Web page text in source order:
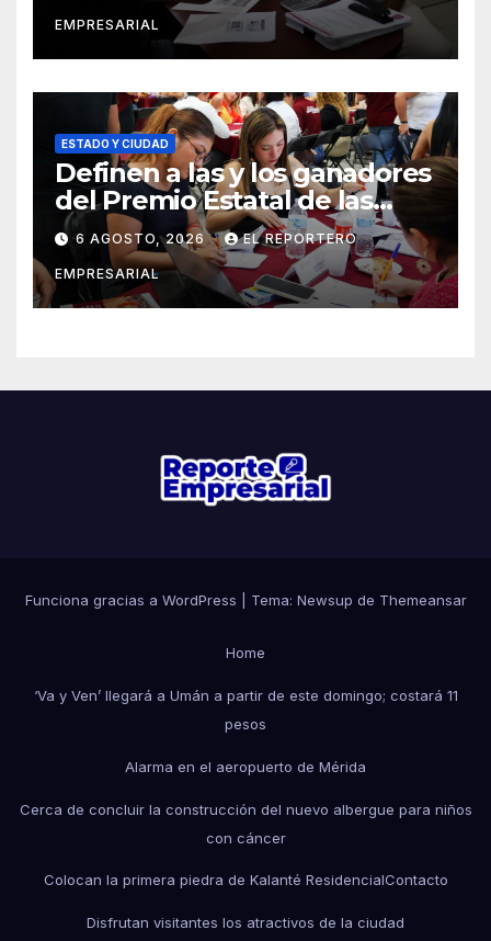
EMPRESARIAL
ESTADO Y CIUDAD
Definen a las y los ganadores
del Premio Estatal de las
Juventudes 2026
6 AGOSTO, 2026 EL REPORTERO
EMPRESARIAL
Funciona gracias a WordPress Tema: Newsup de Themeansar
Home
‘Va y Ven’ llegará a Umán a partir de este domingo; costará 11
pesos
Alarma en el aeropuerto de Mérida
Cerca de concluir la construcción del nuevo albergue para niños
con cáncer
Colocan la primera piedra de Kalanté ResidencialContacto
Disfrutan visitantes los atractivos de la ciudad